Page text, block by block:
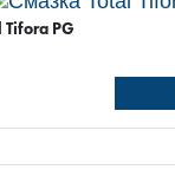
Tifora PG